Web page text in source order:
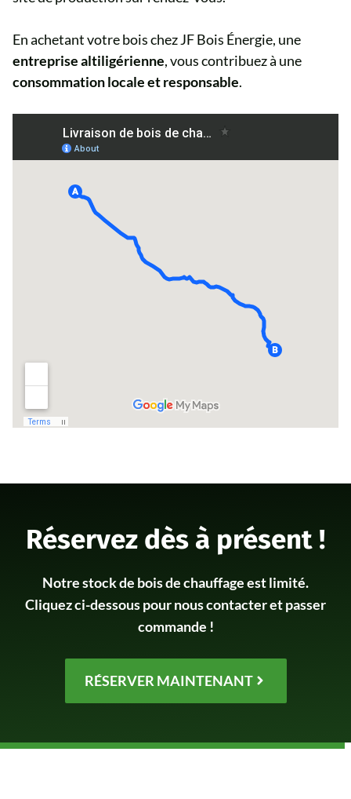
En achetant votre bois chez JF Bois Énergie, une
entreprise altiligérienne, vous contribuez à une
consommation locale et responsable.
Réservez dès à présent !
Notre stock de bois de chauffage est limité.
Cliquez ci-dessous pour nous contacter et passer
commande !
RÉSERVER MAINTENANT